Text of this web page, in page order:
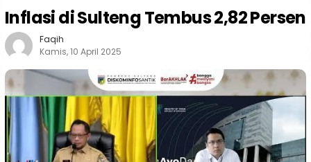
Inflasi di Sulteng Tembus 2,82 Persen
Faqih
Kamis, 10 April 2025